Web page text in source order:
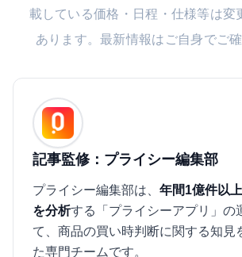
載している価格・日程・仕様等は変
あります。最新情報はご自身でご確
記事監修：プライシー編集部
プライシー編集部は、 年間1億件以
を分析する「プライシーアプリ」の
て、商品の買い時判断に関する知見
た専門チームです。